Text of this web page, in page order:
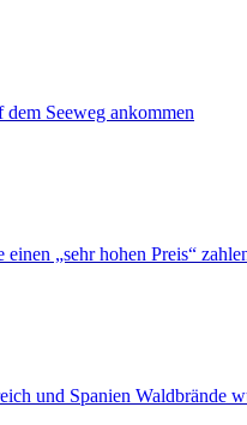
Seeweg ankommen
„sehr hohen Preis“
und Spanien Waldbrände